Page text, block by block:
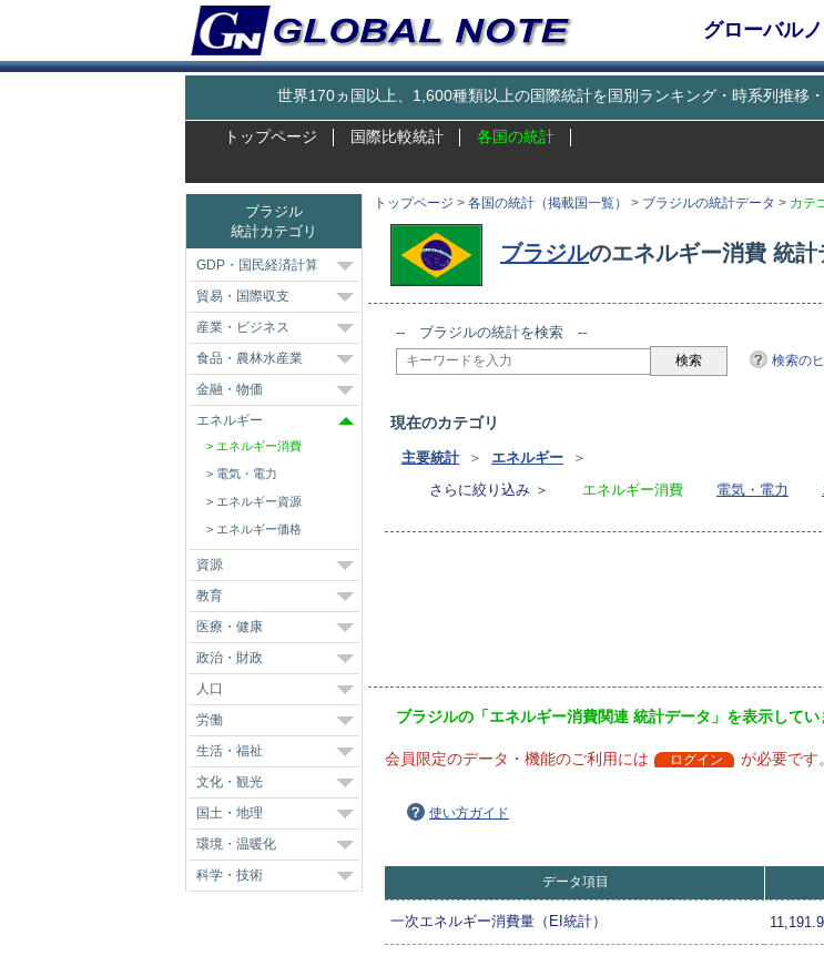
グローバル
世界170ヵ国以上、1,600種類以上の国際統計を国別ランキング・時系列推
トップページ 国際比較統計 各国の統計
トップページ > 各国の統計（掲載国一覧） > ブラジルの統計データ > カテ
ブラジルのエネルギー消費 統計
-- ブラジルの統計を検索 --
検索の
現在のカテゴリ
主要統計＞ エネルギー ＞
さらに絞り込み ＞
エネルギー消費 電気・電力
ブラジルの「エネルギー消費関連 統計データ」を表示してい
会員限定のデータ・機能のご利用には ログイン が必要です
使い方ガイド
データ項目
一次エネルギー消費量（EI統計）
ブラジル
統計カテゴリ
GDP・国民経済計算
貿易・国際収支
産業・ビジネス
食品・農林水産業
金融・物価
エネルギー
エネルギー消費
電気・電力
エネルギー資源
エネルギー価格
資源
教育
医療・健康
政治・財政
人口
労働
生活・福祉
文化・観光
国土・地理
環境・温暖化
科学・技術